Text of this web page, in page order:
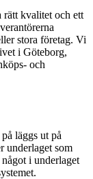
rätt kvalitet och ett
stora företag. Vi
i Göteborg,
och
läggs ut på
underlaget som
i underlaget